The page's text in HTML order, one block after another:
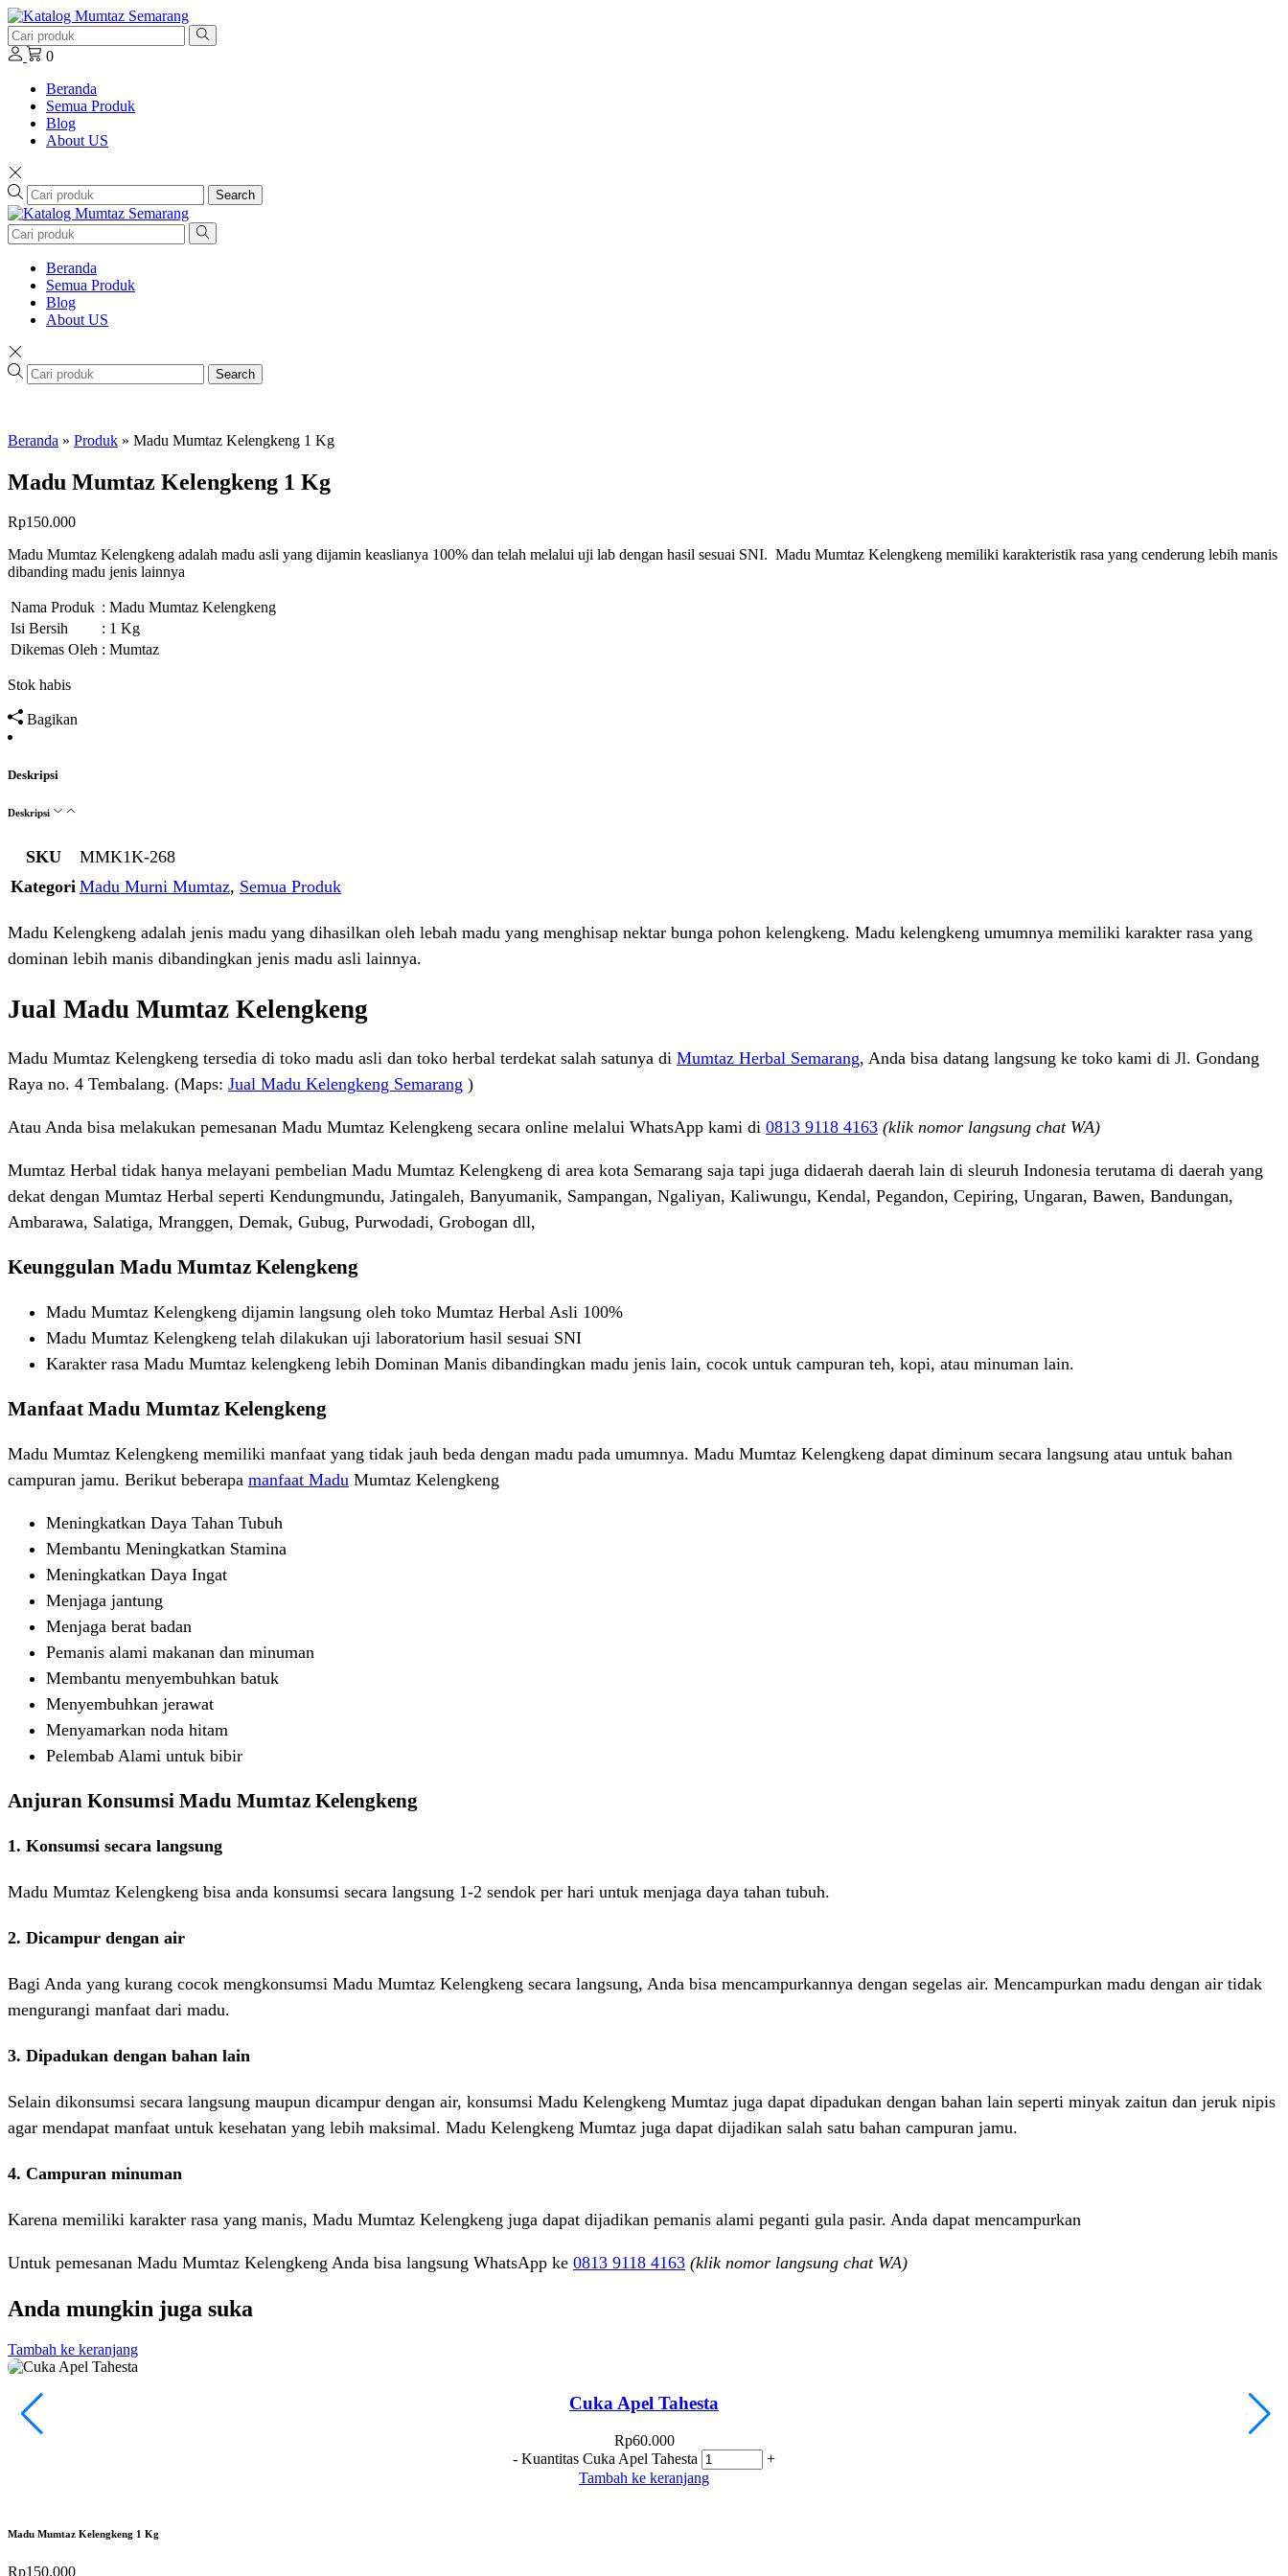
0
Beranda
Semua Produk
Blog
About US
Search
Beranda
Semua Produk
Blog
About US
Search
Beranda » Produk » Madu Mumtaz Kelengkeng 1 Kg
Madu Mumtaz Kelengkeng 1 Kg
Rp150.000
Madu Mumtaz Kelengkeng adalah madu asli yang dijamin keaslianya 100% dan telah melalui uji lab dengan hasil sesuai SNI. Madu Mumtaz Kelengkeng memiliki karakteristik rasa yang cenderung lebih manis
dibanding madu jenis lainnya
Nama Produk : Madu Mumtaz Kelengkeng
Isi Bersih
: 1 Kg
Dikemas Oleh : Mumtaz
Stok habis
Bagikan
Deskripsi
Deskripsi
SKU
MMK1K-268
Kategori Madu Murni Mumtaz, Semua Produk
Madu Kelengkeng adalah jenis madu yang dihasilkan oleh lebah madu yang menghisap nektar bunga pohon kelengkeng. Madu kelengkeng umumnya memiliki karakter rasa yang
dominan lebih manis dibandingkan jenis madu asli lainnya.
Jual Madu Mumtaz Kelengkeng
Madu Mumtaz Kelengkeng tersedia di toko madu asli dan toko herbal terdekat salah satunya di Mumtaz Herbal Semarang, Anda bisa datang langsung ke toko kami di Jl. Gondang
Raya no. 4 Tembalang. (Maps: Jual Madu Kelengkeng Semarang )
Atau Anda bisa melakukan pemesanan Madu Mumtaz Kelengkeng secara online melalui WhatsApp kami di 0813 9118 4163 (klik nomor langsung chat WA)
Mumtaz Herbal tidak hanya melayani pembelian Madu Mumtaz Kelengkeng di area kota Semarang saja tapi juga didaerah daerah lain di sleuruh Indonesia terutama di daerah yang
dekat dengan Mumtaz Herbal seperti Kendungmundu, Jatingaleh, Banyumanik, Sampangan, Ngaliyan, Kaliwungu, Kendal, Pegandon, Cepiring, Ungaran, Bawen, Bandungan,
Ambarawa, Salatiga, Mranggen, Demak, Gubug, Purwodadi, Grobogan dll,
Keunggulan Madu Mumtaz Kelengkeng
Madu Mumtaz Kelengkeng dijamin langsung oleh toko Mumtaz Herbal Asli 100%
Madu Mumtaz Kelengkeng telah dilakukan uji laboratorium hasil sesuai SNI
Karakter rasa Madu Mumtaz kelengkeng lebih Dominan Manis dibandingkan madu jenis lain, cocok untuk campuran teh, kopi, atau minuman lain.
Manfaat Madu Mumtaz Kelengkeng
Madu Mumtaz Kelengkeng memiliki manfaat yang tidak jauh beda dengan madu pada umumnya. Madu Mumtaz Kelengkeng dapat diminum secara langsung atau untuk bahan
campuran jamu. Berikut beberapa manfaat Madu Mumtaz Kelengkeng
Meningkatkan Daya Tahan Tubuh
Membantu Meningkatkan Stamina
Meningkatkan Daya Ingat
Menjaga jantung
Menjaga berat badan
Pemanis alami makanan dan minuman
Membantu menyembuhkan batuk
Menyembuhkan jerawat
Menyamarkan noda hitam
Pelembab Alami untuk bibir
Anjuran Konsumsi Madu Mumtaz Kelengkeng
1. Konsumsi secara langsung
Madu Mumtaz Kelengkeng bisa anda konsumsi secara langsung 1-2 sendok per hari untuk menjaga daya tahan tubuh.
2. Dicampur dengan air
Bagi Anda yang kurang cocok mengkonsumsi Madu Mumtaz Kelengkeng secara langsung, Anda bisa mencampurkannya dengan segelas air. Mencampurkan madu dengan air tidak
mengurangi manfaat dari madu.
3. Dipadukan dengan bahan lain
Selain dikonsumsi secara langsung maupun dicampur dengan air, konsumsi Madu Kelengkeng Mumtaz juga dapat dipadukan dengan bahan lain seperti minyak zaitun dan jeruk nipis
agar mendapat manfaat untuk kesehatan yang lebih maksimal. Madu Kelengkeng Mumtaz juga dapat dijadikan salah satu bahan campuran jamu.
4. Campuran minuman
Karena memiliki karakter rasa yang manis, Madu Mumtaz Kelengkeng juga dapat dijadikan pemanis alami peganti gula pasir. Anda dapat mencampurkan
Untuk pemesanan Madu Mumtaz Kelengkeng Anda bisa langsung WhatsApp ke 0813 9118 4163 (klik nomor langsung chat WA)
Anda mungkin juga suka
Tambah ke keranjang
Cuka Apel Tahesta
Rp60.000
- Kuantitas Cuka Apel Tahesta
+
Tambah ke keranjang
Madu Mumtaz Kelengkeng 1 Kg
Rp150.000